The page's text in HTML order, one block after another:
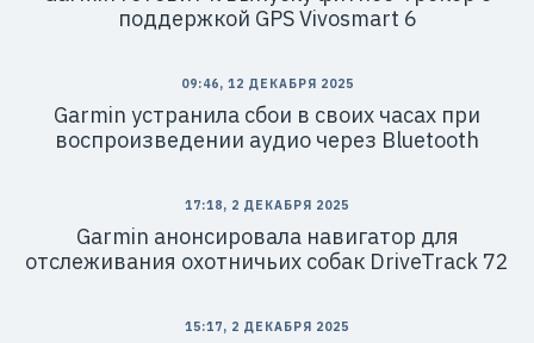
поддержкой GPS Vivosmart 6
09:46, 12 ДЕКАБРЯ 2025
Garmin устранила сбои в своих часах при
воспроизведении аудио через Bluetooth
17:18, 2 ДЕКАБРЯ 2025
Garmin анонсировала навигатор для
отслеживания охотничьих собак DriveTrack 72
15:17, 2 ДЕКАБРЯ 2025